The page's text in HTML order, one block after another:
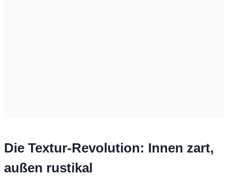
Die Textur-Revolution: Innen zart,
außen rustikal